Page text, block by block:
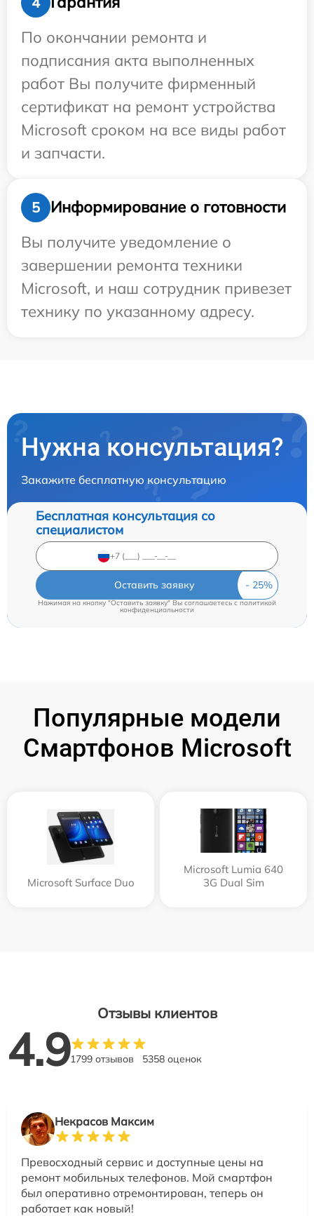
По окончании ремонта и
подписания акта выполненных
работ Вы получите фирменный
сертификат на ремонт устройства
Microsoft сроком на все виды работ
и запчасти.
5
Информирование о готовности
Вы получите уведомление о
завершении ремонта техники
Microsoft, и наш сотрудник привезет
технику по указанному адресу.
Нужна консультация?
Закажите бесплатную консультацию
Бесплатная консультация со
специалистом
Оставить заявку
Нажимая на кнопку "Оставить заявку" Вы соглашаетесь cполитикой
конфиденциальности
Популярные модели
Смартфонов Microsoft
Microsoft Surface Duo
Microsoft Lumia 640
3G Dual Sim
Отзывы клиентов
4.91799 отзывов 5358 оценок
Некрасов Максим
Превосходный сервис и доступные цены на
ремонт мобильных телефонов. Мой смартфон
был оперативно отремонтирован, теперь он
работает как новый!